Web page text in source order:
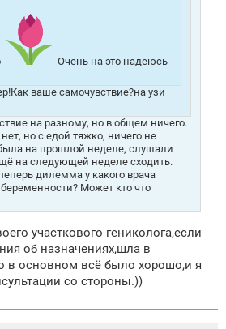
Очень на это надеюсь
ваше самочувствие?на узи
на разному, но в общем ничего.
но с едой тяжко, ничего не
на прошлой неделе, слушали
на следующей неделе сходить.
дилемма у какого врача
Может кто что
участкового гениколога,если
об назначениях,шла в
в основном всё было хорошо,и я
со стороны.))